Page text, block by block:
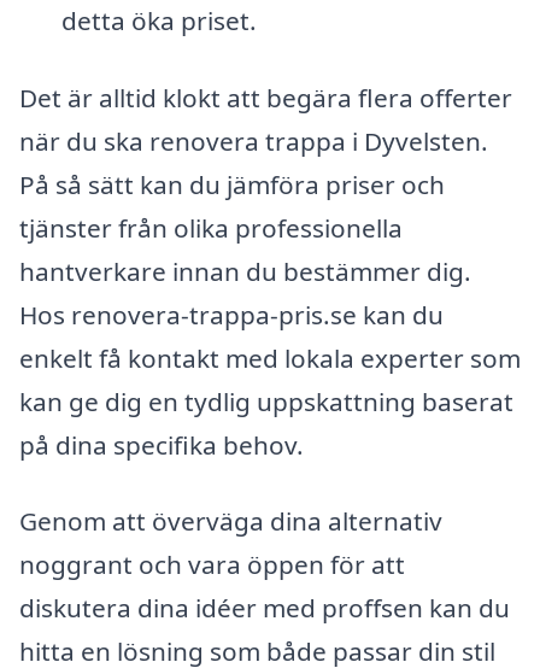
detta öka priset.
Det är alltid klokt att begära flera offerter
när du ska renovera trappa i Dyvelsten.
På så sätt kan du jämföra priser och
tjänster från olika professionella
hantverkare innan du bestämmer dig.
Hos renovera-trappa-pris.se kan du
enkelt få kontakt med lokala experter som
kan ge dig en tydlig uppskattning baserat
på dina specifika behov.
Genom att överväga dina alternativ
noggrant och vara öppen för att
diskutera dina idéer med proffsen kan du
hitta en lösning som både passar din stil